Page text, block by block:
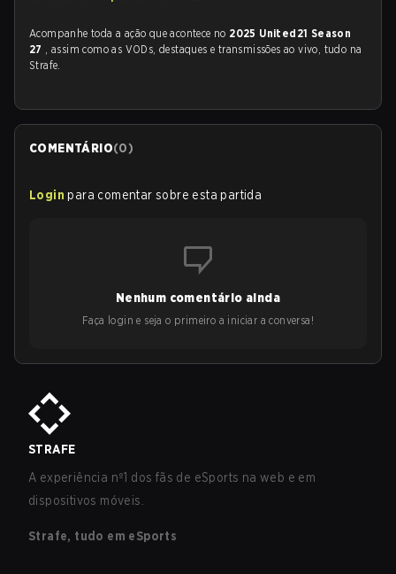
Acompanhe toda a ação que acontece no 2025 United21 Season
27 , assim como as VODs, destaques e transmissões ao vivo, tudo na
Strafe.
COMENTÁRIO(0)
Login para comentar sobre esta partida
Nenhum comentário ainda
Faça login e seja o primeiro a iniciar a conversa!
STRAFE
A experiência nº1 dos fãs de eSports na web e em
dispositivos móveis.
Strafe, tudo em eSports